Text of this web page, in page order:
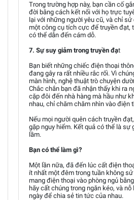
Trong trường hợp này, bạn cần cố
đời bằng cách kết nối với họ trực
lại với những người yêu cũ, và chỉ
một công cụ tích cực để truyền đạt,
có thể dẫn đến cám dỗ.
7. Sự suy giảm trong truyền đạt
Bạn biết những chiếc điện thoại
đang gây ra rất nhiều rắc rối. Vì
màn hình, nghệ thuật trò chuyện
Chắc chắn bạn đã nhận thấy khi ra
cặp đôi đến nhà hàng mà hầu như
nhau, chỉ chăm chăm nhìn vào điện
Nếu mọi người quên cách truyền
gặp nguy hiểm. Kết quả có thể là sự
lầm.
Bạn có thể làm gì?
Một lần nữa, đã đến lúc cất điện
ít nhất một đêm trong tuần không
mang điện thoại vào phòng ngủ
hãy cất chúng trong ngăn kéo, và
ngày để chia sẻ tin tức của nhau.